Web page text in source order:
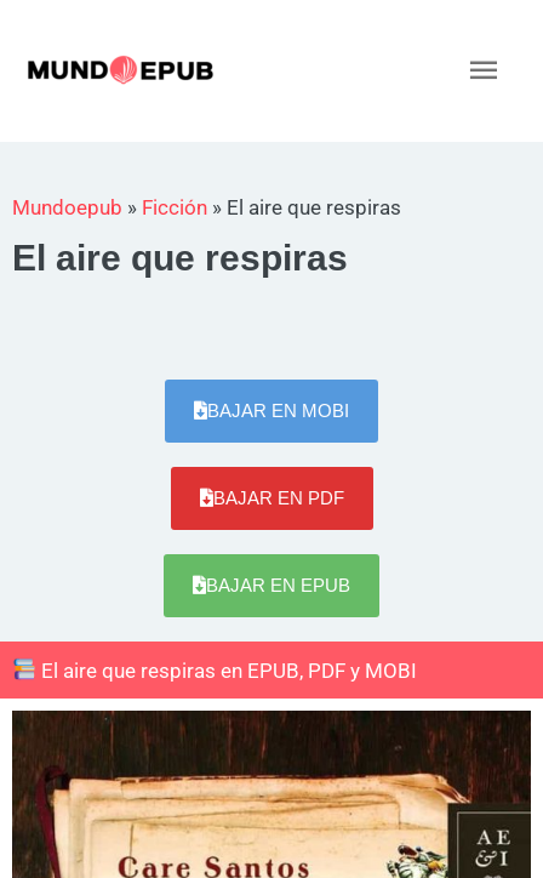
contenido
Mundoepub » Ficción » El aire que respiras
El aire que respiras
BAJAR EN MOBI
BAJAR EN PDF
BAJAR EN EPUB
El aire que respiras en EPUB, PDF y MOBI